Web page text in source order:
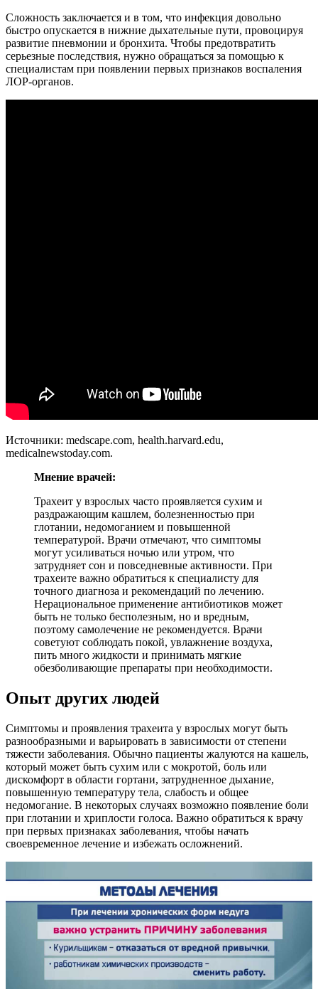
Сложность заключается и в том, что инфекция довольно
быстро опускается в нижние дыхательные пути, провоцируя
развитие пневмонии и бронхита. Чтобы предотвратить
серьезные последствия, нужно обращаться за помощью к
специалистам при появлении первых признаков воспаления
ЛОР-органов.
Источники: medscape.com, health.harvard.edu,
medicalnewstoday.com.
Мнение врачей:
Трахеит у взрослых часто проявляется сухим и
раздражающим кашлем, болезненностью при
глотании, недомоганием и повышенной
температурой. Врачи отмечают, что симптомы
могут усиливаться ночью или утром, что
затрудняет сон и повседневные активности. При
трахеите важно обратиться к специалисту для
точного диагноза и рекомендаций по лечению.
Нерациональное применение антибиотиков может
быть не только бесполезным, но и вредным,
поэтому самолечение не рекомендуется. Врачи
советуют соблюдать покой, увлажнение воздуха,
пить много жидкости и принимать мягкие
обезболивающие препараты при необходимости.
Опыт других людей
Симптомы и проявления трахеита у взрослых могут быть
разнообразными и варьировать в зависимости от степени
тяжести заболевания. Обычно пациенты жалуются на кашель,
который может быть сухим или с мокротой, боль или
дискомфорт в области гортани, затрудненное дыхание,
повышенную температуру тела, слабость и общее
недомогание. В некоторых случаях возможно появление боли
при глотании и хриплости голоса. Важно обратиться к врачу
при первых признаках заболевания, чтобы начать
своевременное лечение и избежать осложнений.